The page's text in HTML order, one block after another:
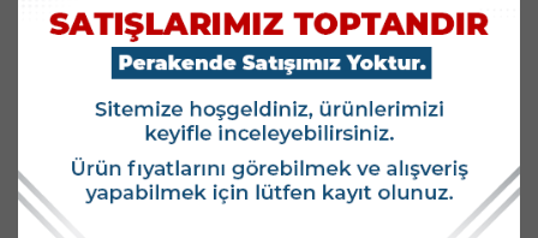
Obsidian Taşı Kayık Tütsülük
Ksk2219
Stok Miktarı : 83 ADET
Fiyatları Görmek İçin
Kullanıcı Girişi Yapınız.
Obsidian Taşı Hayat Ağacı
Tasarımı Kayık Tütsülük Ksk2218
Stok Miktarı : 4 ADET
Fiyatları Görmek İçin
Kullanıcı Girişi Yapınız.